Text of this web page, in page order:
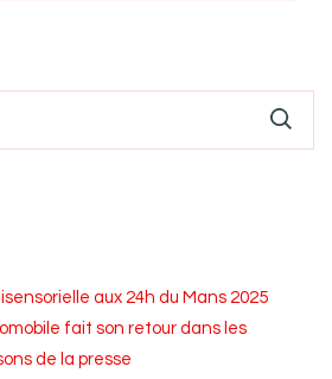
aux 24h du Mans 2025
fait son retour dans les
de la presse